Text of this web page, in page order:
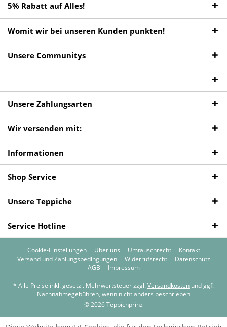
5% Rabatt auf Alles!
Womit wir bei unseren Kunden punkten!
Unsere Communitys
Unsere Zahlungsarten
Wir versenden mit:
Informationen
Shop Service
Unsere Teppiche
Service Hotline
Cookie-Einstellungen Über uns Umtauschrecht
Kontakt
Versand und Zahlungsbedingungen
Widerrufsrecht
Datenschutz
AGB
Impressum
* Alle Preise inkl. gesetzl. Mehrwertsteuer zzgl. Versandkosten und ggf.
Nachnahmegebühren, wenn nicht anders beschrieben
© 2026 Teppichprinz